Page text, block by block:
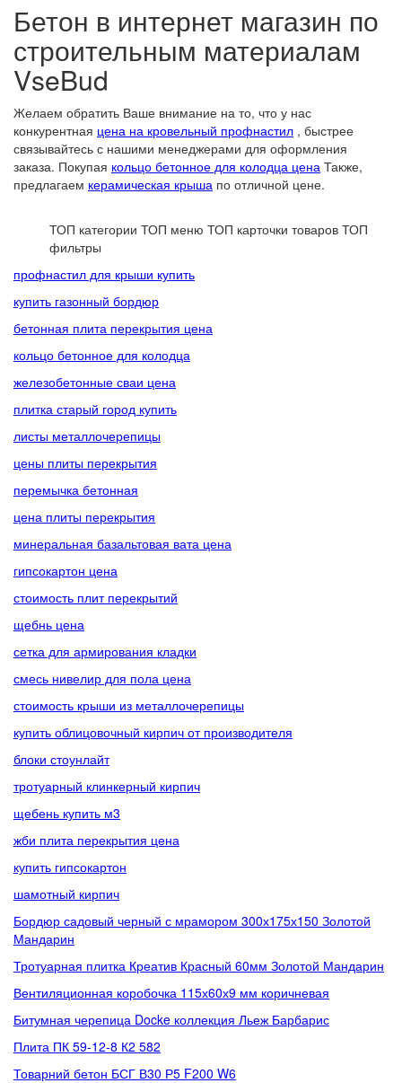
Бетон в интернет магазин по
строительным материалам
VseBud
Желаем обратить Ваше внимание на то, что у нас
конкурентная цена на кровельный профнастил , быстрее
связывайтесь с нашими менеджерами для оформления
заказа. Покупая кольцо бетонное для колодца цена Также,
предлагаем керамическая крыша по отличной цене.
ТОП категории ТОП меню ТОП карточки товаров ТОП
фильтры
профнастил для крыши купить
купить газонный бордюр
бетонная плита перекрытия цена
кольцо бетонное для колодца
железобетонные сваи цена
плитка старый город купить
листы металлочерепицы
цены плиты перекрытия
перемычка бетонная
цена плиты перекрытия
минеральная базальтовая вата цена
гипсокартон цена
стоимость плит перекрытий
щебнь цена
сетка для армирования кладки
смесь нивелир для пола цена
стоимость крыши из металлочерепицы
купить облицовочный кирпич от производителя
блоки стоунлайт
тротуарный клинкерный кирпич
щебень купить м3
жби плита перекрытия цена
купить гипсокартон
шамотный кирпич
Бордюр садовый черный с мрамором 300х175х150 Золотой
Мандарин
Тротуарная плитка Креатив Красный 60мм Золотой Мандарин
Вентиляционная коробочка 115х60х9 мм коричневая
Битумная черепица Docke коллекция Льеж Барбарис
Плита ПК 59-12-8 К2 582
Товарний бетон БСГ В30 Р5 F200 W6